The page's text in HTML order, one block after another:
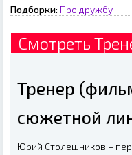
Подборки: Про дружбу
Смотреть
Тренер
сюжетной
Юрий Столешников –